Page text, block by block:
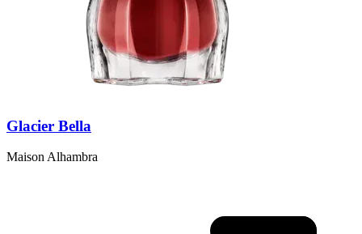
Glacier Bella
Maison Alhambra